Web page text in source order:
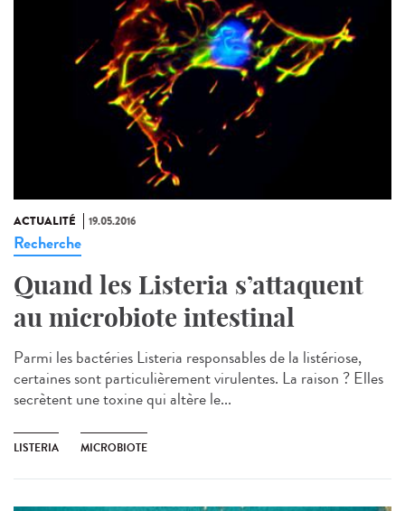
ACTUALITÉ 19.05.2016
Recherche
Quand les Listeria s’attaquent
au microbiote intestinal
Parmi les bactéries Listeria responsables de la listériose,
certaines sont particulièrement virulentes. La raison ? Elles
secrètent une toxine qui altère le...
LISTERIA MICROBIOTE